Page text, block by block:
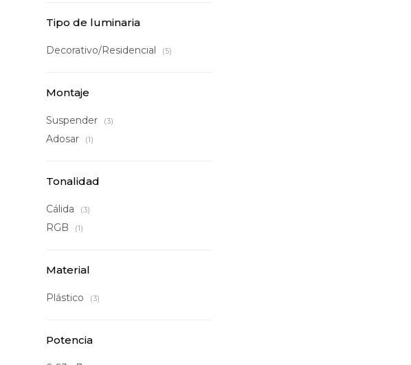
Tipo de luminaria
Decorativo/Residencial (5)
Montaje
Suspender (3)
Adosar (1)
Tonalidad
Cálida (3)
RGB (1)
Material
Plástico (3)
Potencia